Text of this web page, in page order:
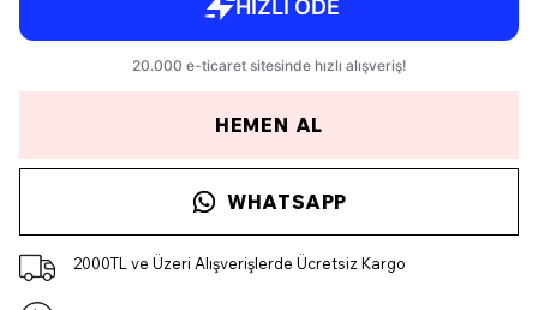
HEMEN AL
WHATSAPP
2000TL ve Üzeri Alışverişlerde Ücretsiz Kargo